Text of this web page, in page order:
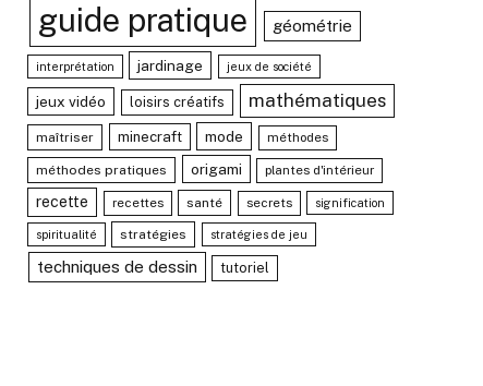
guide pratique géométrie
interprétation jardinage jeux de société
jeux vidéo loisirs créatifs mathématiques
maîtriser minecraft mode méthodes
méthodes pratiques origami plantes d'intérieur
recette recettes santé secrets signification
spiritualité stratégies stratégies de jeu
techniques de dessin tutoriel